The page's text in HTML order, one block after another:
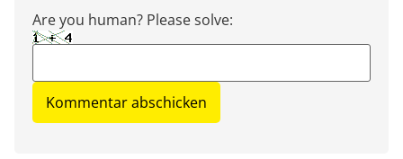
Are you human? Please solve: